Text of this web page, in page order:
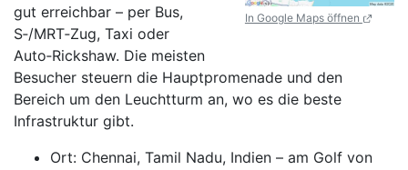
In Google Maps öffnen
gut erreichbar – per Bus,
S‑/MRT‑Zug, Taxi oder
Auto‑Rickshaw. Die meisten
Besucher steuern die Hauptpromenade und den
Bereich um den Leuchtturm an, wo es die beste
Infrastruktur gibt.
Ort: Chennai, Tamil Nadu, Indien – am Golf von